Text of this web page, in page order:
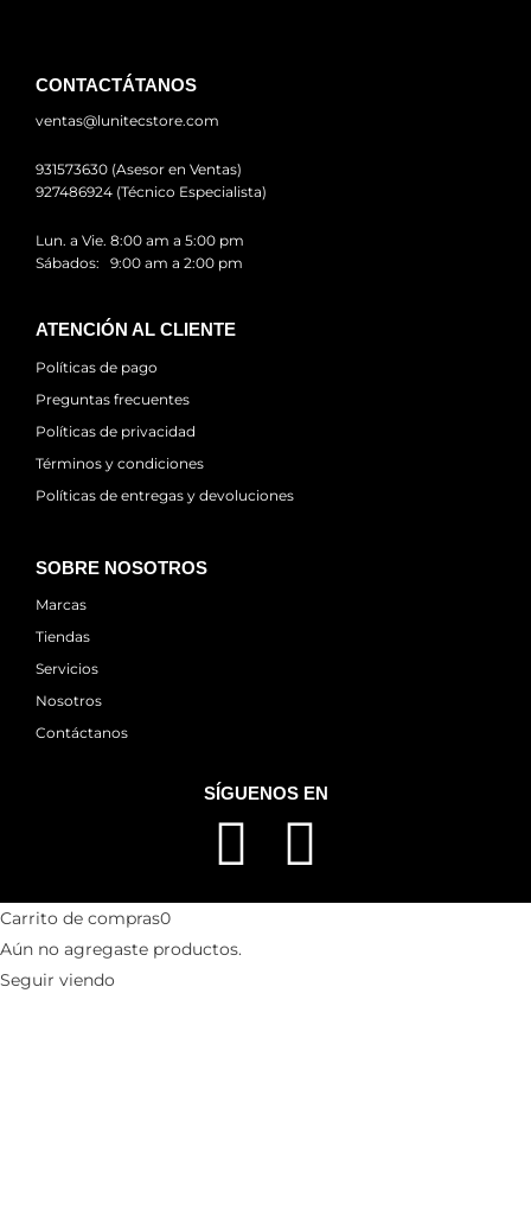
CONTACTÁTANOS
ventas@lunitecstore.com
931573630 (Asesor en Ventas)
927486924 (Técnico Especialista)
Lun. a Vie. 8:00 am a 5:00 pm
Sábados: 9:00 am a 2:00 pm
ATENCIÓN AL CLIENTE
Políticas de pago
Preguntas frecuentes
Políticas de privacidad
Términos y condiciones
Políticas de entregas y devoluciones
SOBRE NOSOTROS
Marcas
Tiendas
Servicios
Nosotros
Contáctanos
SÍGUENOS EN
Carrito de compras0
Aún no agregaste productos.
Seguir viendo